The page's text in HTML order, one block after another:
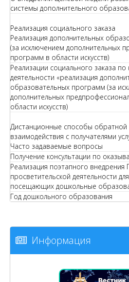
системы дополнительного
Реализация социального заказа
Реализация дополнительных
(за исключением дополнительных
программ в области искусств)
Реализации социального заказа
деятельности «реализация
образовательных программ (за
дополнительных
области искусств)
Дистанционные способы обратной
взаимодействия с получателями
Часто задаваемые вопросы
Получение консультации по
Реализация поэтапного
просветительской деятельности
посещающих дошкольные
Год дошкольного образования
Информация